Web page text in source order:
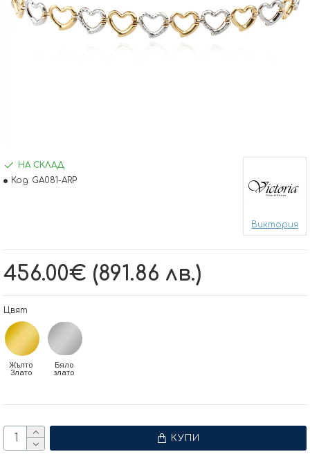
456.00€ (891.86 лв.)
НА СКЛАД
Код: GA081-ARP
Виктория
Цвят
Жълто
Злато
Бяло
злато
КУПИ